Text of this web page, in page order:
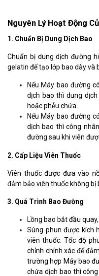
Nguyên Lý Hoạt Động
1. Chuẩn Bị Dung Dịch Bao
Chuẩn bị dung dịch đường
gelatin để tạo lớp bao dày và
Nếu Máy bao đường
dịch bao thì dung
hoặc phễu chứa.
Nếu Máy bao đường
dịch bao thì công
đường sau khi viên
2. Cấp Liệu Viên Thuốc
Viên thuốc được đưa vào
đảm bảo viên thuốc không bị
3. Quá Trình Bao Đường
Lồng bao bắt đầu
Súng phun được kích
viên thuốc. Tốc độ
chỉnh chính xác để
trường hợp Máy bao
chứa dịch bao thì